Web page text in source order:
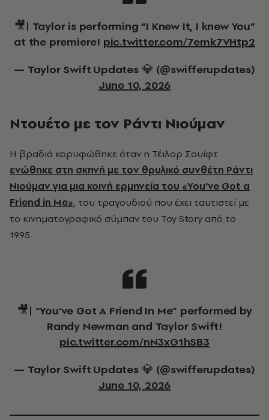
🎥| Taylor is performing “I Knew It, I knew You”
at the premiere! pic.twitter.com/7emk7VHtp2
— Taylor Swift Updates 💎 (@swifferupdates)
June 10, 2026
Ντουέτο με τον Ράντι Νιούμαν
Η βραδιά κορυφώθηκε όταν η Τέιλορ Σουίφτ
ενώθηκε στη σκηνή με τον θρυλικό συνθέτη Ράντι
Νιούμαν για μια κοινή ερμηνεία του «You've Got a
Friend in Me», του τραγουδιού που έχει ταυτιστεί με
το κινηματογραφικό σύμπαν του Toy Story από το
1995.
🎥| “You’ve Got A Friend In Me” performed by
Randy Newman and Taylor Swift!
pic.twitter.com/nN3xG1hSB3
— Taylor Swift Updates 💎 (@swifferupdates)
June 10, 2026